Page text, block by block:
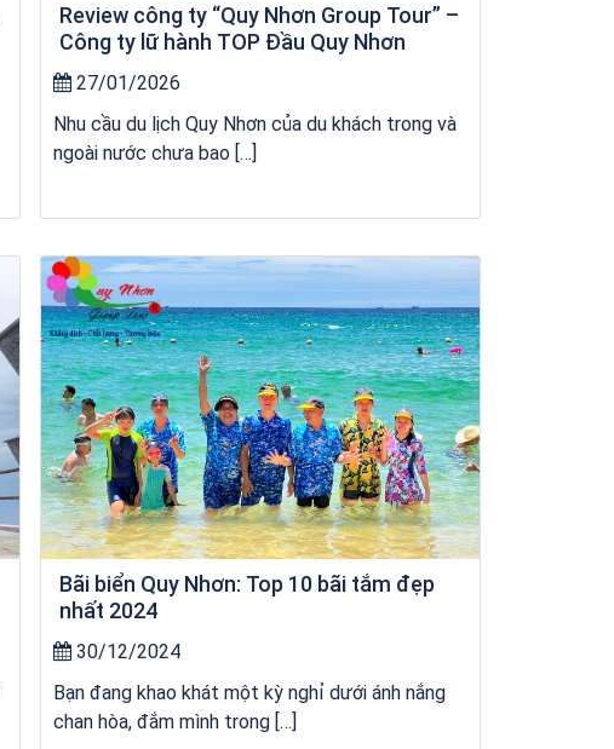
Review công ty “Quy Nhơn Group Tour” –
Công ty lữ hành TOP Đầu Quy Nhơn
27/01/2026
Nhu cầu du lịch Quy Nhơn của du khách trong và
ngoài nước chưa bao […]
Tour Đảo Lý Sơn
Bãi biển Quy Nhơn: Top 10 bãi tắm đẹp
nhất 2024
30/12/2024
Bạn đang khao khát một kỳ nghỉ dưới ánh nắng
chan hòa, đắm mình trong […]